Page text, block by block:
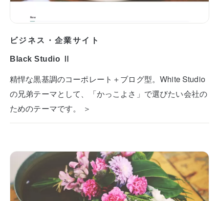
ビジネス・企業サイト
Black Studio Ⅱ
精悍な黒基調のコーポレート＋ブログ型。White Studio
の兄弟テーマとして、「かっこよさ」で選びたい会社の
ためのテーマです。 ＞